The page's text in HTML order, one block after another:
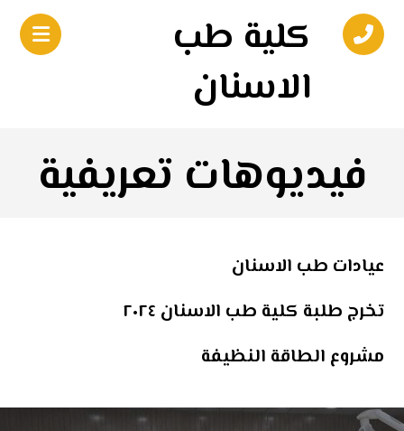
كلية طب
الاسنان
فيديوهات تعريفية
عيادات طب الاسنان
تخرج طلبة كلية طب الاسنان ٢٠٢٤
مشروع الطاقة النظيفة